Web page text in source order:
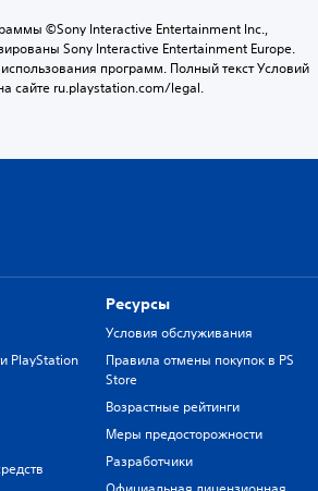
©Sony Interactive Entertainment Inc.,
Sony Interactive Entertainment Europe.
программ. Полный текст Условий
сайте ru.playstation.com/legal.
PlayStation
Ресурсы
Условия обслуживания
Правила отмены покупок в PS
Store
Возрастные рейтинги
Меры предосторожности
Разработчики